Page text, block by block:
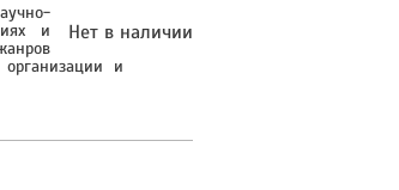
Нет в наличии
и
и